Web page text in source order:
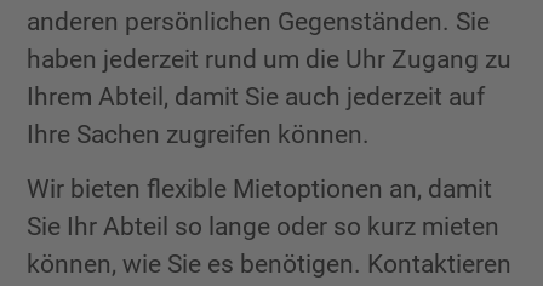
anderen persönlichen Gegenständen. Sie
haben jederzeit rund um die Uhr Zugang zu
Ihrem Abteil, damit Sie auch jederzeit auf
Ihre Sachen zugreifen können.
Wir bieten flexible Mietoptionen an, damit
Sie Ihr Abteil so lange oder so kurz mieten
können, wie Sie es benötigen. Kontaktieren